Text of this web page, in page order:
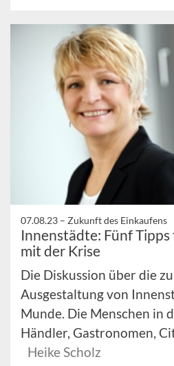
07.08.23 – Zukunft des Einkaufens
Innenstädte: Fünf
mit der Krise
Die Diskussion über die
Ausgestaltung von
Munde. Die Menschen in
Händler, Gastronomen,
Heike Scholz